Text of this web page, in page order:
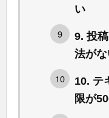
い
9. 投
法が
10. テ
限が